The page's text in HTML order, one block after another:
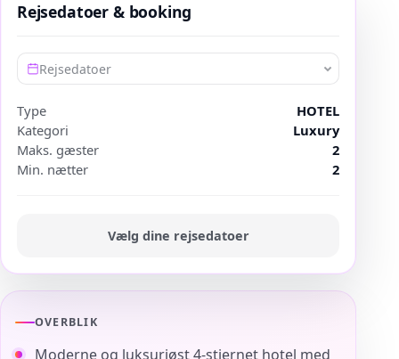
OVERBLIK
Moderne og luksuriøst 4-stjernet hotel med
Rejsedatoer & booking
Rejsedatoer
Type
HOTEL
Kategori
Luxury
Maks. gæster
2
Min. nætter
2
Vælg dine rejsedatoer